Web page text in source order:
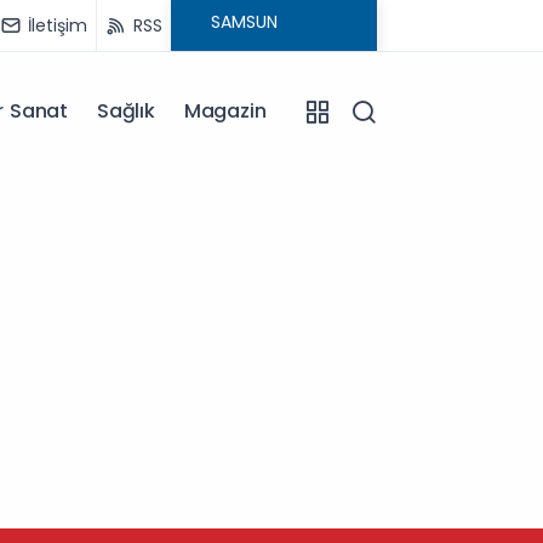
İletişim RSS
Sanat Sağlık Magazin